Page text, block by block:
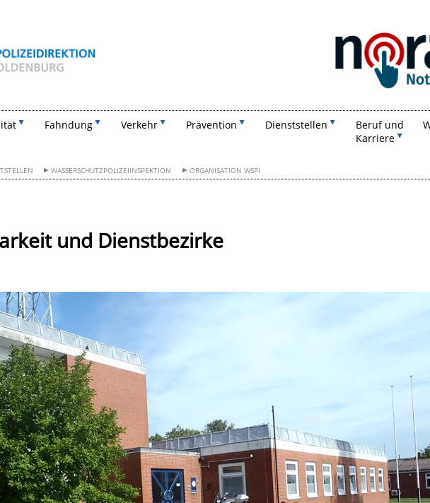
Fahndung Verkehr Prävention Dienststellen
Beruf und
Karriere
WASSERSCHUTZPOLIZEIINSPEKTION ORGANISATION WSPI
und Dienstbezirke